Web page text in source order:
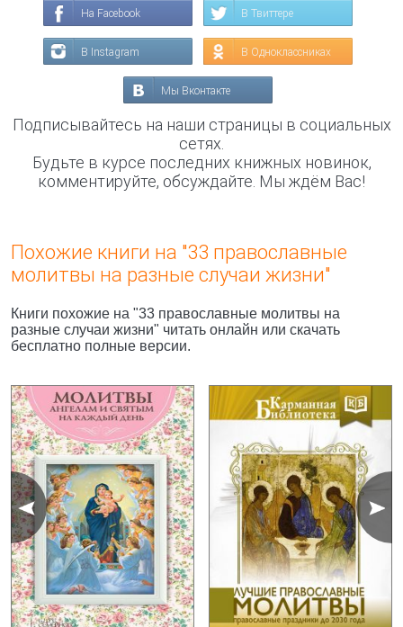
На Facebook В Твиттере
В Instagram В Одноклассниках
Мы Вконтакте
Подписывайтесь на наши страницы в социальных
сетях.
Будьте в курсе последних книжных новинок,
комментируйте, обсуждайте. Мы ждём Вас!
Похожие книги на "33 православные
молитвы на разные случаи жизни"
Книги похожие на "33 православные молитвы на
разные случаи жизни" читать онлайн или скачать
бесплатно полные версии.